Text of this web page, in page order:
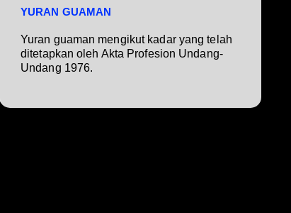
YURAN GUAMAN
Yuran guaman mengikut kadar yang telah
ditetapkan oleh Akta Profesion Undang-
Undang 1976.